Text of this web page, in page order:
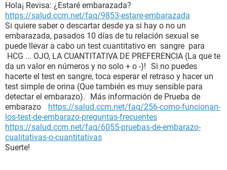
Hola¡ Revisa: ¿Estaré embarazada?
https://salud.ccm.net/faq/9853-estare-embarazada
Si quiere saber o descartar desde ya si hay o no un
embarazada, pasados 10 días de tu relación sexual se
puede llevar a cabo un test cuantitativo en sangre para
HCG ... OJO, LA CUANTITATIVA DE PREFERENCIA (La que te
da un valor en números y no solo + o -)! Si no puedes
hacerte el test en sangre, toca esperar el retraso y hacer un
test simple de orina (Que también es muy sensible para
detectar el embarazo). Más información de Prueba de
embarazo https://salud.ccm.net/faq/256-como-funcionan-
los-test-de-embarazo-preguntas-frecuentes
https://salud.ccm.net/faq/6055-pruebas-de-embarazo-
cualitativas-o-cuantitativas
Suerte!